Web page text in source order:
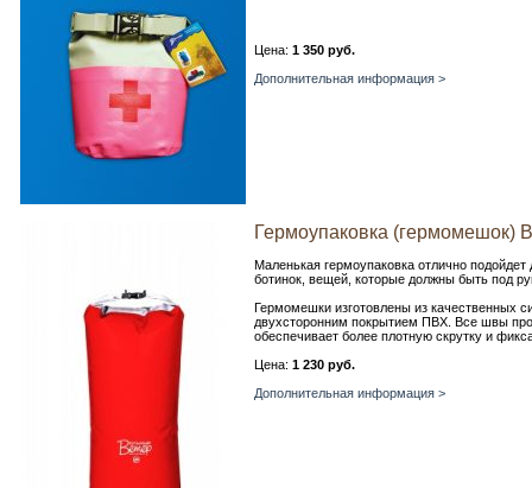
Цена: 1 350 руб.
Дополнительная информация >
Гермоупаковка (гермомешок)
Маленькая гермоупаковка отлично
ботинок, вещей, которые должны быть под
Гермомешки изготовлены из качественных
двухсторонним покрытием ПВХ. Все швы
обеспечивает более плотную скрутку и
Цена: 1 230 руб.
Дополнительная информация >